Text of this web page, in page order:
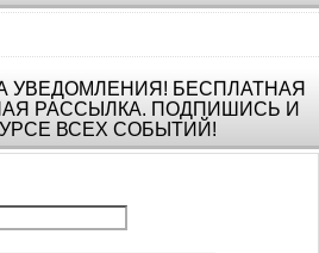
УВЕДОМЛЕНИЯ! БЕСПЛАТНАЯ
РАССЫЛКА. ПОДПИШИСЬ И
ВСЕХ СОБЫТИЙ!